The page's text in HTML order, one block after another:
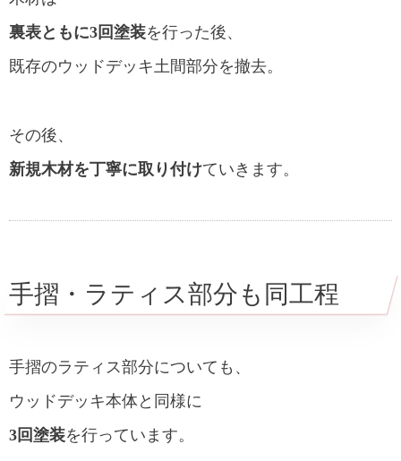
裏表ともに3回塗装を行った後、
既存のウッドデッキ土間部分を撤去。
その後、
新規木材を丁寧に取り付けていきます。
手摺・ラティス部分も同工程
手摺のラティス部分についても、
ウッドデッキ本体と同様に
3回塗装を行っています。